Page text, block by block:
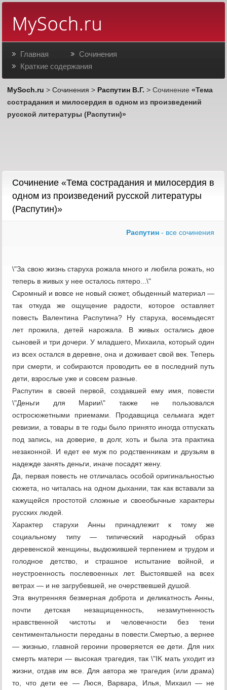
Главная
Сочинения
Краткие содержания
MySoch.ru >Сочинения > Распутин В.Г. > Сочинение«Тема
сострадания и милосердия в одном из произведений
русской литературы (Распутин)»
Сочинение «Тема сострадания и милосердия в
одном из произведений русской литературы
(Распутин)»
Распутин - все сочинения
\"За свою жизнь старуха рожала много и любила рожать, но
теперь в живых у нее осталось пятеро...\"
Скромный и вовсе не новый сюжет, обыденный материал —
так откуда же ощущение радости, которое оставляет
повесть Валентина Распутина? Ну старуха, восемьдесят
лет прожила, детей нарожала. В живых остались двое
сыновей и три дочери. У младшего, Михаила, который один
из всех остался в деревне, она и доживает свой век. Теперь
при смерти, и собираются проводить ее в последний путь
дети, взрослые уже и совсем разные.
Распутин в своей первой, создавшей ему имя, повести
\"Деньги для Марии\" также не пользовался
остросюжетными приемами. Продавщица сельмага ждет
ревизии, а товары в те годы было принято иногда отпускать
под запись, на доверие, в долг, хоть и была эта практика
незаконной. И едет ее муж по родственникам и друзьям в
надежде занять деньги, иначе посадят жену.
Да, первая повесть не отличалась особой оригинальностью
сюжета, но читалась на одном дыхании, так как вставали за
кажущейся простотой сложные и своеобычные характеры
русских людей.
Характер старухи Анны принадлежит к тому же
социальному типу — типический народный образ
деревенской женщины, выдюжившей терпением и трудом и
голодное детство, и страшное испытание войной, и
неустроенность послевоенных лет. Выстоявшей на всех
ветрах — и не загрубевшей, не очерствевшей душой.
Эта внутренняя безмерная доброта и деликатность Анны,
почти детская незащищенность, незамутненность
нравственной чистоты и человечности без тени
сентиментальности переданы в повести.Смертью, а вернее
— жизнью, главной героини проверяется ее дети. Для них
смерть матери — высокая трагедия, так \"IK мать уходит из
жизни, отдав им все. Для автора же трагедия (или драма)
то, что дети ее — Люся, Варвара, Илья, Михаил — не